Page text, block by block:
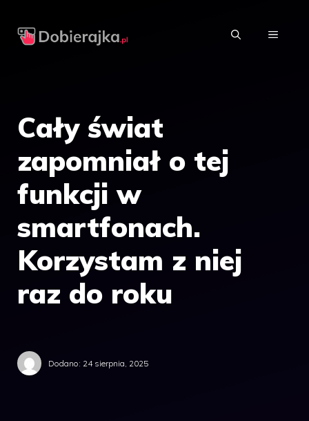
MENU
Cały świat
zapomniał o tej
funkcji w
smartfonach.
Korzystam z niej
raz do roku
Dodano: 24 sierpnia, 2025